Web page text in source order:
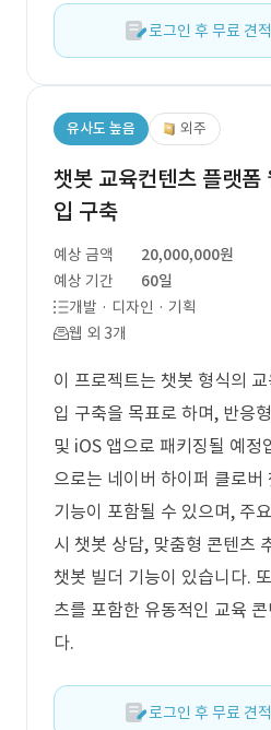
로그인 후 무료 견
유사도 높음 외주
챗봇 교육컨텐츠 플랫폼
입 구축
예상 금액
20,000,000원
예상 기간
60일
개발 · 디자인 · 기획
웹 외 3개
이 프로젝트는 챗봇 형식의
입 구축을 목표로 하며, 반응
및 iOS 앱으로 패키징될 예정
으로는 네이버 하이퍼 클로버
기능이 포함될 수 있으며, 주
시 챗봇 상담, 맞춤형 콘텐츠
챗봇 빌더 기능이 있습니다.
츠를 포함한 유동적인 교육
다.
로그인 후 무료 견